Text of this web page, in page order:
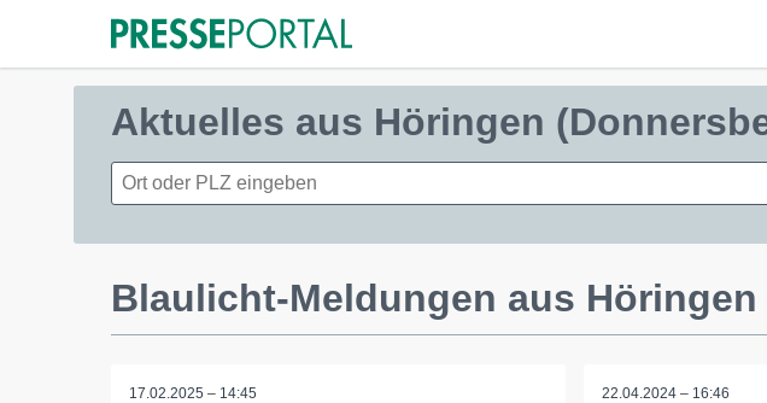
Aktuelles aus Höringen
Blaulicht-Meldungen aus
17.02.2025 – 14:45 22.04.2024 – 16:46